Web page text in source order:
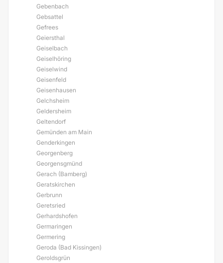
Gebenbach
Gebsattel
Gefrees
Geiersthal
Geiselbach
Geiselhöring
Geiselwind
Geisenfeld
Geisenhausen
Gelchsheim
Geldersheim
Geltendorf
Gemünden am Main
Genderkingen
Georgenberg
Georgensgmünd
Gerach (Bamberg)
Geratskirchen
Gerbrunn
Geretsried
Gerhardshofen
Germaringen
Germering
Geroda (Bad Kissingen)
Geroldsgrün